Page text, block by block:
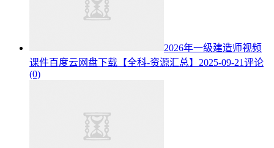
2026年一级建造师视频
课件百度云网盘下载【全科-资源汇总】 2025-09-21评论
(0)